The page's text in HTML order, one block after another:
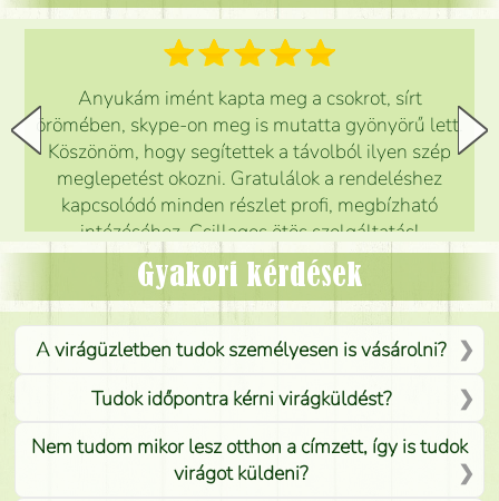
Anyukám imént kapta meg a csokrot, sírt
örömében, skype-on meg is mutatta gyönyörű lett.
Köszönöm, hogy segítettek a távolból ilyen szép
meglepetést okozni. Gratulálok a rendeléshez
kapcsolódó minden részlet profi, megbízható
intézéséhez. Csillagos ötös szolgáltatás!
Mónika
Gyakori kérdések
A virágüzletben tudok személyesen is vásárolni?
Tudok időpontra kérni virágküldést?
Nem tudom mikor lesz otthon a címzett, így is tudok
virágot küldeni?